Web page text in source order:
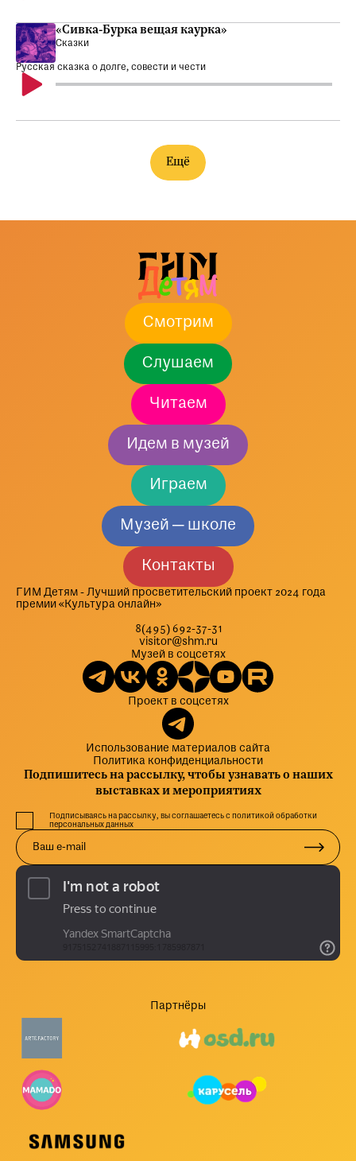
«Сивка-Бурка вещая каурка»
Сказки
Русская сказка о долге, совести и чести
Ещё
Смотрим
Слушаем
Читаем
Идем в музей
Играем
Музей — школе
Контакты
ГИМ Детям - Лучший просветительский проект 2024 года
премии «Культура онлайн»
8(495) 692-37-31
visitor@shm.ru
Музей в соцсетях
Проект в соцсетях
Использование материалов сайта
Политика конфиденциальности
Подпишитесь на рассылку, чтобы узнавать о наших
выставках и мероприятиях
Подписываясь на рассылку, вы соглашаетесь с политикой обработки
персональных данных
Партнёры